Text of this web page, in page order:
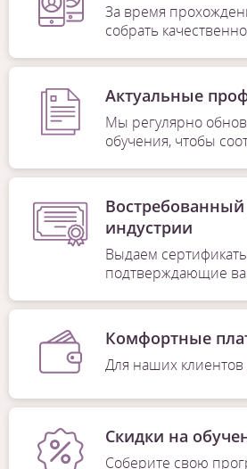
За время
собрать
Актуальные
Мы регулярно
обучения, чтобы
индустрии
Выдаем
подтверждающие
Комфортные
Для наших клиентов
Скидки на
Соберите свою